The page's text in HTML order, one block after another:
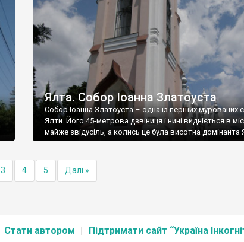
Ялта. Собор Іоанна Златоуста
Собор Іоанна Златоуста – одна із перших мурованих
Ялти. Його 45-метрова дзвіниця і нині видніється в
майже звідусіль, а колись це була висотна домінанта
3 4 5 Далі »
Стати автором Підтримати сайт “Україна